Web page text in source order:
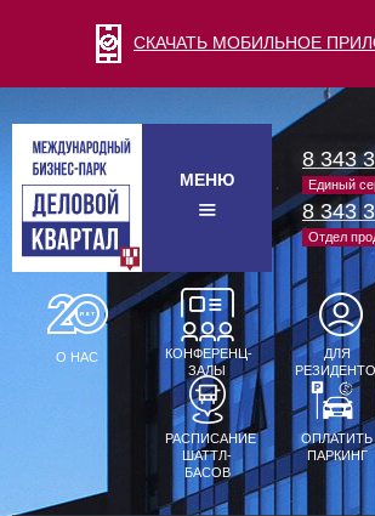
СКАЧАТЬ МОБИЛЬНОЕ
МЕНЮ
8 343
Единый
8 343
Отдел
О НАС
КОНФЕРЕНЦ-
ЗАЛЫ
ДЛЯ
РАСПИСАНИЕ
ШАТТЛ-
БАСОВ
ОПЛАТИТЬ
ПАРКИНГ